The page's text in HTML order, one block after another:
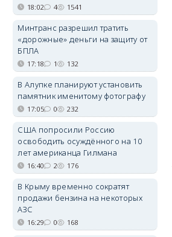
18:02 4 1541
Минтранс разрешил тратить
«дорожные» деньги на защиту от
БПЛА
17:18 1 132
В Алупке планируют установить
памятник именитому фотографу
17:05 0 232
США попросили Россию
освободить осуждённого на 10
лет американца Гилмана
16:40 2 176
В Крыму временно сократят
продажи бензина на некоторых
АЗС
16:29 0 168